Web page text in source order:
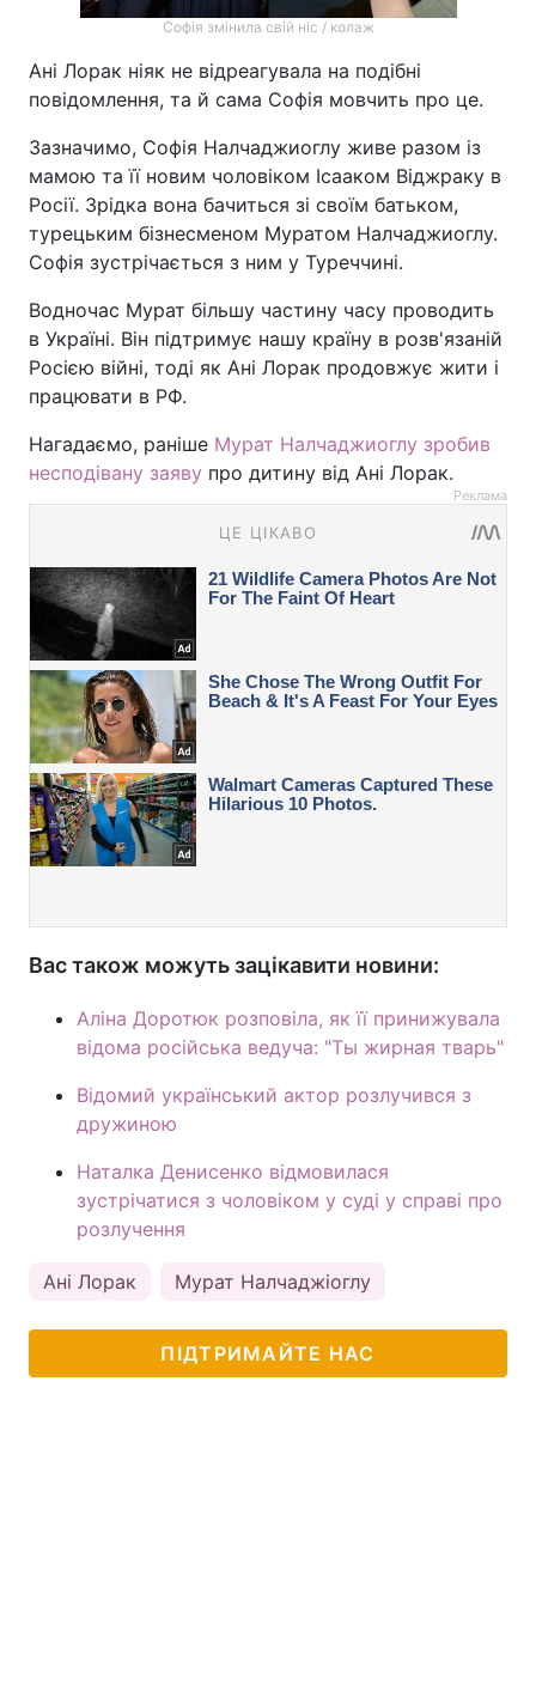
Софія змінила свій ніс / колаж
Ані Лорак ніяк не відреагувала на подібні
повідомлення, та й сама Софія мовчить про це.
Зазначимо, Софія Налчаджиоглу живе разом із
мамою та її новим чоловіком Ісааком Віджраку в
Росії. Зрідка вона бачиться зі своїм батьком,
турецьким бізнесменом Муратом Налчаджиоглу.
Софія зустрічається з ним у Туреччині.
Водночас Мурат більшу частину часу проводить
в Україні. Він підтримує нашу країну в розв'язаній
Росією війні, тоді як Ані Лорак продовжує жити і
працювати в РФ.
Нагадаємо, раніше Мурат Налчаджиоглу зробив
несподівану заяву про дитину від Ані Лорак.
Реклама
Вас також можуть зацікавити новини:
Аліна Доротюк розповіла, як її принижувала
відома російська ведуча: "Ты жирная тварь"
Відомий український актор розлучився з
дружиною
Наталка Денисенко відмовилася
зустрічатися з чоловіком у суді у справі про
розлучення
Ані Лорак Мурат Налчаджіоглу
ПІДТРИМАЙТЕ НАС